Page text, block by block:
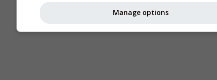
Manage options